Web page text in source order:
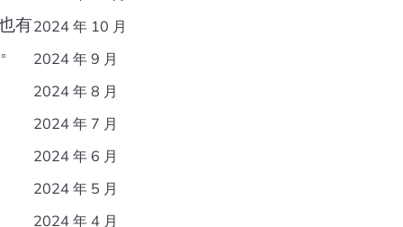
有2024 年 10 月
2024 年 9 月
2024 年 8 月
2024 年 7 月
2024 年 6 月
2024 年 5 月
2024 年 4 月